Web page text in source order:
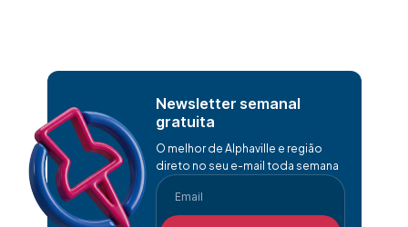
Newsletter semanal
gratuita
O melhor de Alphaville e região
direto no seu e-mail toda semana